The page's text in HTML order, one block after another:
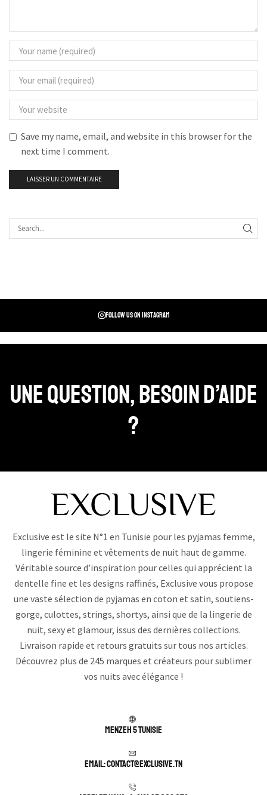
Save my name, email, and website in this browser for the
next time I comment.
Follow us on instagram
Une question, Besoin d’aide
?
Exclusive est le site N°1 en Tunisie pour les pyjamas femme,
lingerie féminine et vêtements de nuit haut de gamme.
Véritable source d’inspiration pour celles qui apprécient la
dentelle fine et les designs raffinés, Exclusive vous propose
une vaste sélection de pyjamas en coton et satin, soutiens-
gorge, culottes, strings, shortys, ainsi que de la lingerie de
nuit, sexy et glamour, issus des dernières collections.
Livraison rapide et retours gratuits sur tous nos articles.
Découvrez plus de 245 marques et créateurs pour sublimer
vos nuits avec élégance !
Menzeh 5 TUNISIE
Email: contact@exclusive.tn